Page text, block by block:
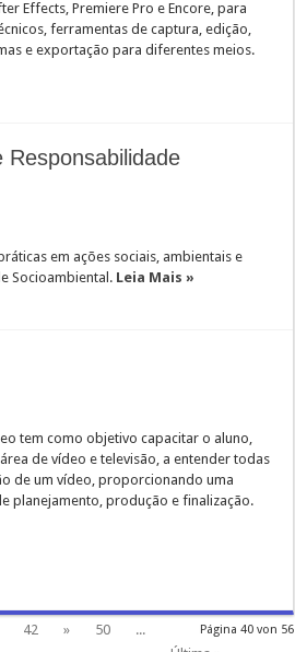
Effects, Premiere Pro e Encore, para
ferramentas de captura, edição,
e exportação para diferentes meios.
em ações sociais, ambientais e
Socioambiental. Leia Mais »
tem como objetivo capacitar o aluno,
de vídeo e televisão, a entender todas
de um vídeo, proporcionando uma
planejamento, produção e finalização.
Página 40 von 56
42 » 50
...